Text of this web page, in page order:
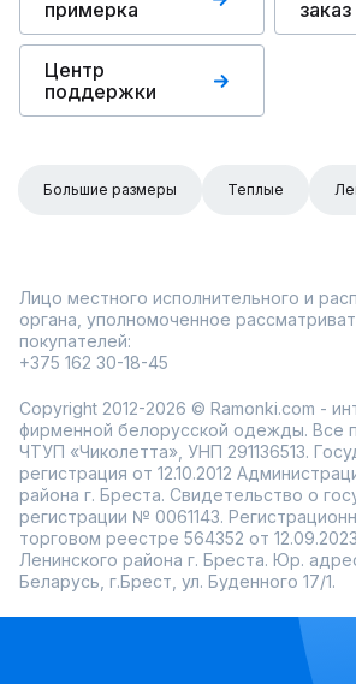
примерка
заказ
Центр
поддержки
Большие размеры Теплые
Лицо местного исполнительного и
органа, уполномоченное
покупателей:
+375 162 30-18-45
Copyright 2012-2026 © Ramonki.com -
фирменной белорусской одежды. Все
ЧТУП «Чиколетта», УНП 291136513.
регистрация от 12.10.2012
района г. Бреста. Свидетельство о
регистрации № 0061143.
торговом реестре 564352 от
Ленинского района г. Бреста. Юр.
Беларусь, г.Брест, ул. Буденного 17/1.